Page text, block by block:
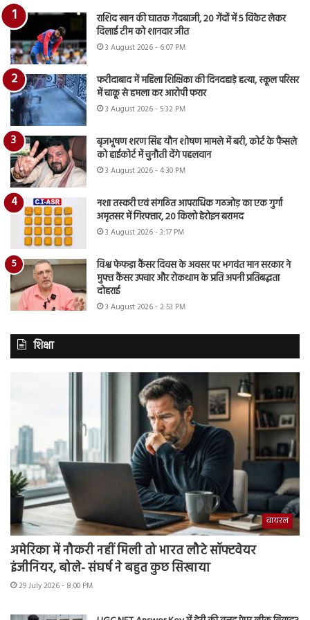
राशिद खान की घातक गेंदबाजी, 20 गेंदों में 5 विकेट लेकर
दिलाई टीम को शानदार जीत
3 August 2026 - 6:07 PM
फरीदाबाद में महिला शिक्षिका की दिनदहाड़े हत्या, स्कूल परिसर
में चाकू से हमला कर आरोपी फरार
3 August 2026 - 5:32 PM
बृजभूषण शरण सिंह यौन शोषण मामले में बरी, कोर्ट के फैसले
को हाईकोर्ट में चुनौती देंगे पहलवान
3 August 2026 - 4:30 PM
नशा तस्करी एवं संगठित आपराधिक गठजोड़ का एक गुर्गा
अमृतसर में गिरफ्तार, 20 किलो हेरोइन बरामद
3 August 2026 - 3:17 PM
विश्व फेफड़ा कैंसर दिवस के अवसर पर भगवंत मान सरकार ने
मुफ्त कैंसर उपचार और रोकथाम के प्रति अपनी प्रतिबद्धता
दोहराई
3 August 2026 - 2:53 PM
शिक्षा
वायरल
अमेरिका में नौकरी नहीं मिली तो भारत लौटे सॉफ्टवेयर
इंजीनियर, बोले- संघर्ष ने बहुत कुछ सिखाया
29 July 2026 - 8:00 PM